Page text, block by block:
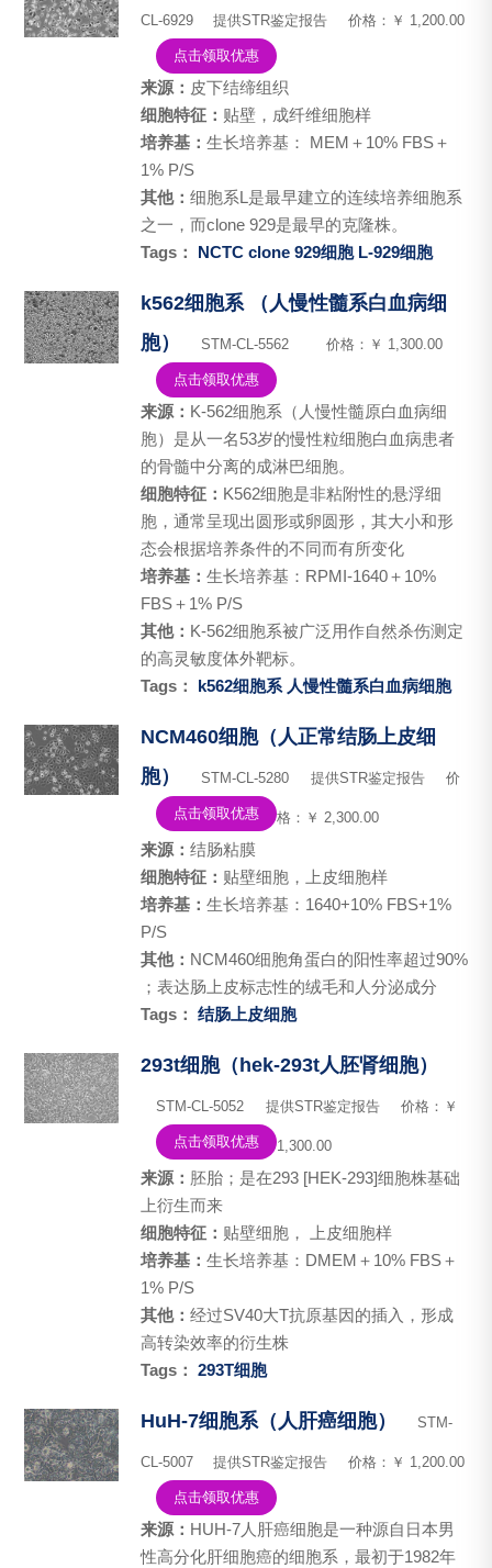
CL-6929 提供STR鉴定报告 价格：￥ 1,200.00
点击领取优惠
来源： 皮下结缔组织
细胞特征： 贴壁，成纤维细胞样
培养基： 生长培养基： MEM＋10% FBS＋
1% P/S
其他： 细胞系L是最早建立的连续培养细胞系
之一，而clone 929是最早的克隆株。
Tags：
NCTC clone 929细胞 L-929细胞
k562细胞系 （人慢性髓系白血病细
胞）
STM-CL-5562 价格：￥ 1,300.00
点击领取优惠
来源： K-562细胞系（人慢性髓原白血病细
胞）是从一名53岁的慢性粒细胞白血病患者
的骨髓中分离的成淋巴细胞。
细胞特征： K562细胞是非粘附性的悬浮细
胞，通常呈现出圆形或卵圆形，其大小和形
态会根据培养条件的不同而有所变化
培养基： 生长培养基：RPMI-1640＋10%
FBS＋1% P/S
其他： K-562细胞系被广泛用作自然杀伤测定
的高灵敏度体外靶标。
Tags：
k562细胞系 人慢性髓系白血病细胞
NCM460细胞（人正常结肠上皮细
胞）
STM-CL-5280 提供STR鉴定报告 价
格：￥ 2,300.00
点击领取优惠
来源： 结肠粘膜
细胞特征： 贴壁细胞，上皮细胞样
培养基： 生长培养基：1640+10% FBS+1%
P/S
其他： NCM460细胞角蛋白的阳性率超过90%
；表达肠上皮标志性的绒毛和人分泌成分
Tags： 结肠上皮细胞
293t细胞（hek-293t人胚肾细胞）
STM-CL-5052 提供STR鉴定报告 价格：￥
1,300.00
点击领取优惠
来源： 胚胎；是在293 [HEK-293]细胞株基础
上衍生而来
细胞特征： 贴壁细胞， 上皮细胞样
培养基： 生长培养基：DMEM＋10% FBS＋
1% P/S
其他： 经过SV40大T抗原基因的插入，形成
高转染效率的衍生株
Tags： 293T细胞
HuH-7细胞系（人肝癌细胞） STM-
CL-5007 提供STR鉴定报告 价格：￥ 1,200.00
点击领取优惠
来源： HUH-7人肝癌细胞是一种源自日本男
性高分化肝细胞癌的细胞系，最初于1982年